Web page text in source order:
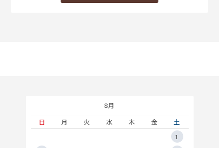
8月
日
月 火 水 木 金
土
1